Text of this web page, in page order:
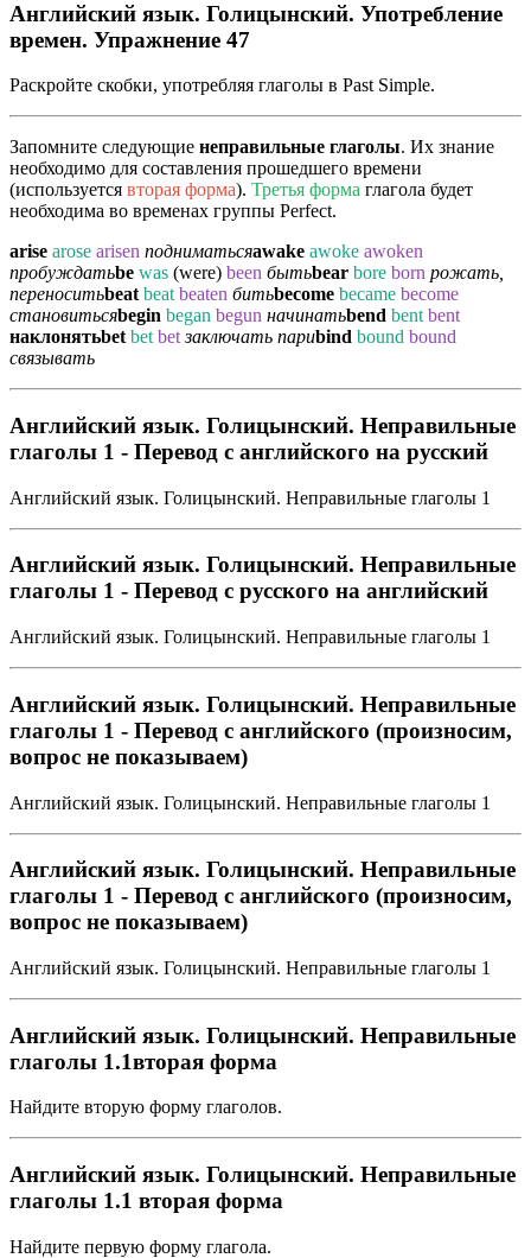
Английский язык. Голицынский. Употребление
времен. Упражнение 47
Раскройте скобки, употребляя глаголы в Past Simple.
Запомните следующие неправильные глаголы. Их знание
необходимо для составления прошедшего времени
(используется вторая форма). Третья форма глагола будет
необходима во временах группы Perfect.
arise arose arisen подниматьсяawake awoke awoken
пробуждатьbe was (were) been бытьbear bore born рожать,
переноситьbeat beat beaten битьbecome became become
становитьсяbegin began begun начинатьbend bent bent
наклонятьbet bet bet заключать париbind bound bound
связывать
Английский язык. Голицынский. Неправильные
глаголы 1 - Перевод с английского на русский
Английский язык. Голицынский. Неправильные глаголы 1
Английский язык. Голицынский. Неправильные
глаголы 1 - Перевод с русского на английский
Английский язык. Голицынский. Неправильные глаголы 1
Английский язык. Голицынский. Неправильные
глаголы 1 - Перевод с английского (произносим,
вопрос не показываем)
Английский язык. Голицынский. Неправильные глаголы 1
Английский язык. Голицынский. Неправильные
глаголы 1 - Перевод с английского (произносим,
вопрос не показываем)
Английский язык. Голицынский. Неправильные глаголы 1
Английский язык. Голицынский. Неправильные
глаголы 1.1вторая форма
Найдите вторую форму глаголов.
Английский язык. Голицынский. Неправильные
глаголы 1.1 вторая форма
Найдите первую форму глагола.